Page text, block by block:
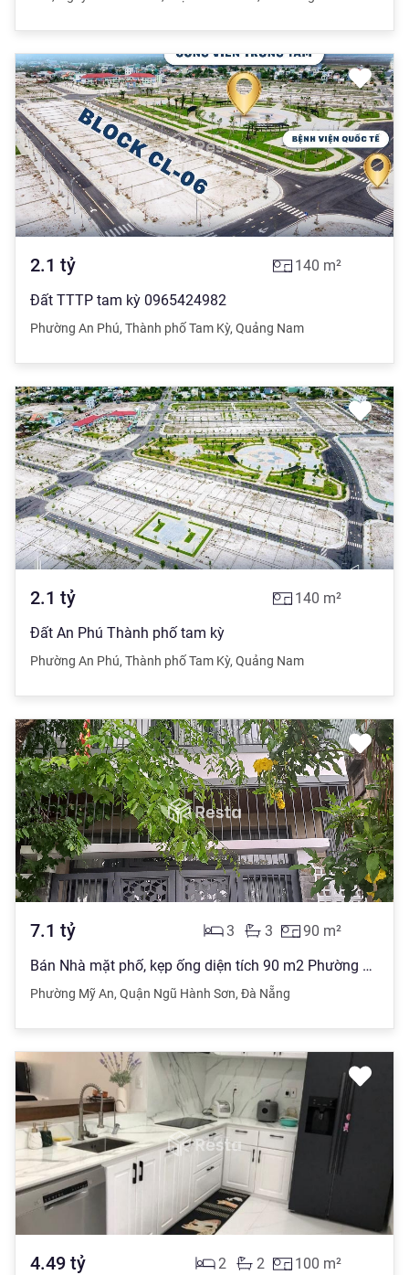
2.1 tỷ 140 m²
Đất TTTP tam kỳ 0965424982
Phường An Phú, Thành phố Tam Kỳ, Quảng Nam
2.1 tỷ 140 m²
Đất An Phú Thành phố tam kỳ
Phường An Phú, Thành phố Tam Kỳ, Quảng Nam
7.1 tỷ 90 m²
3
3
Bán Nhà mặt phố, kẹp ống diện tích 90 m2 Phường Mỹ An, Ngũ Hành Sơn giá 7,1 tỷ đồng,
Phường Mỹ An, Quận Ngũ Hành Sơn, Đà Nẵng
4.49 tỷ 100 m²
2
2